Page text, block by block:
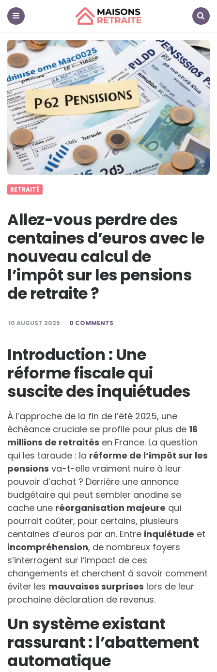
Maisons
Retraite
RETRAITÉ
Allez-vous perdre des
centaines d’euros avec le
nouveau calcul de
l’impôt sur les pensions
de retraite ?
10 AUGUST 2025 0 COMMENTS
Introduction : Une
réforme fiscale qui
suscite des inquiétudes
À l’approche de la fin de l’été 2025, une
échéance cruciale se profile pour plus de 16
millions de retraités en France. La question
qui les taraude : la réforme de l‘impôt sur les
pensions va-t-elle vraiment nuire à leur
pouvoir d’achat ? Derrière une annonce
budgétaire qui peut sembler anodine se
cache une réorganisation majeure qui
pourrait coûter, pour certains, plusieurs
centaines d’euros par an. Entre inquiétude et
incompréhension, de nombreux foyers
s’interrogent sur l’impact de ces
changements et cherchent à savoir comment
éviter les mauvaises surprises lors de leur
prochaine déclaration de revenus.
Un système existant
rassurant : l’abattement
automatique